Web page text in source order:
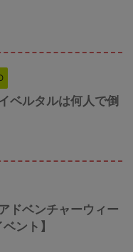
ベルタルは何人で倒
ドベンチャーウィー
ント】